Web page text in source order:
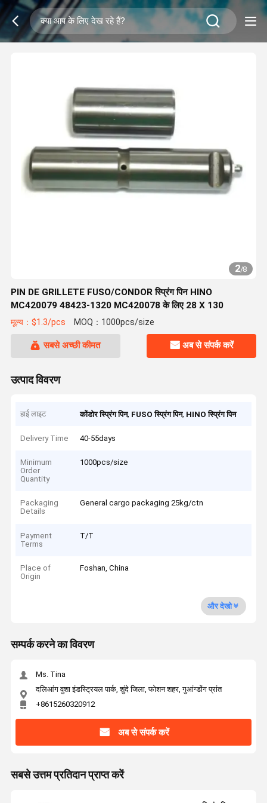
2/8
PIN DE GRILLETE FUSO/CONDOR स्प्रिंग पिन HINO
MC420079 48423-1320 MC420078 के लिए 28 X 130
मूल्य：$1.3/pcs MOQ：1000pcs/size
सबसे अच्छी कीमत अब से संपर्क करें
उत्पाद विवरण
हाई लाइट कोंडोर स्प्रिंग पिन, FUSO स्प्रिंग पिन, HINO स्प्रिंग पिन
Delivery Time 40-55days
Minimum
Order
Quantity
1000pcs/size
Packaging
Details
General cargo packaging 25kg/ctn
Payment
Terms
T/T
Place of
Origin
Foshan, China
और देखो
सम्पर्क करने का विवरण
Ms. Tina
दलिआंग वुशा इंडस्ट्रियल पार्क, शुंदे जिला, फोशन शहर, गुआंग्डोंग प्रांत
+8615260320912
अब से संपर्क करें
सबसे उत्तम प्रतिदान प्राप्त करें